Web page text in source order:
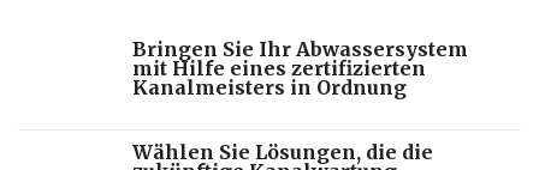
Bringen Sie Ihr Abwassersystem
mit Hilfe eines zertifizierten
Kanalmeisters in Ordnung
Wählen Sie Lösungen, die die